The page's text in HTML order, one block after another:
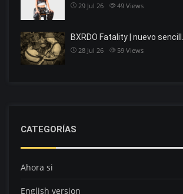
29 Jul 26 49 Views
BXRDO Fatality | nuevo sencill…
28 Jul 26 59 Views
CATEGORÍAS
Ahora si
English version